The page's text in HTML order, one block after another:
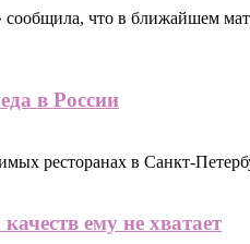
что в ближайшем
в России
ресторанах в Санкт-
ему не хватает